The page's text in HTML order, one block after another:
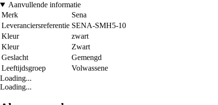
Aanvullende informatie
Merk
Sena
Leveranciersreferentie SENA-SMH5-10
Kleur
zwart
Kleur
Zwart
Geslacht
Gemengd
Leeftijdsgroep
Volwassene
Loading...
Loading...